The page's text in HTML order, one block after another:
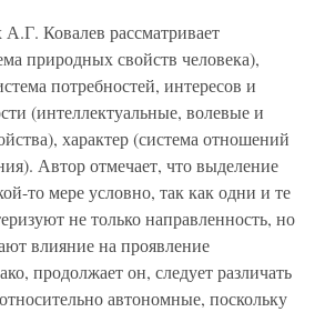
А.Г. Ковалев рассматривает
природных свойств человека),
потребностей, интересов и
(интеллектуальные, волевые и
характер (система отношений
Автор отмечает, что выделение
то мере условно, так как одни и те
не только направленность, но
влияние на проявление
продолжает он, следует различать
автономные, поскольку